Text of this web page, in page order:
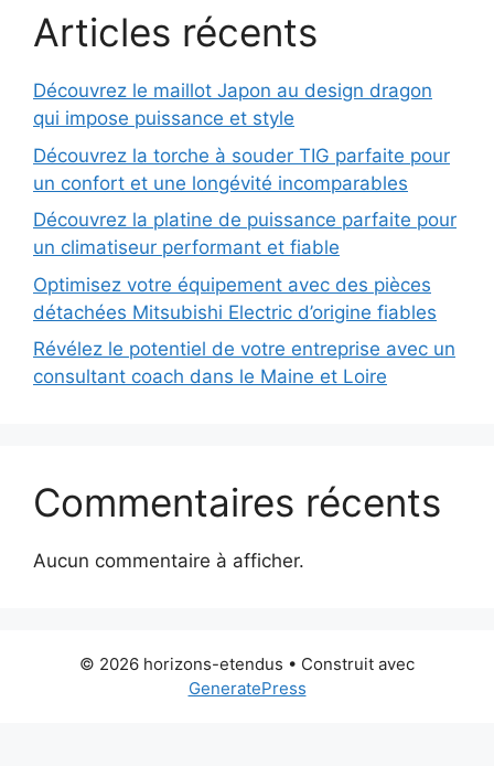
Articles récents
Découvrez le maillot Japon au design dragon
qui impose puissance et style
Découvrez la torche à souder TIG parfaite pour
un confort et une longévité incomparables
Découvrez la platine de puissance parfaite pour
un climatiseur performant et fiable
Optimisez votre équipement avec des pièces
détachées Mitsubishi Electric d’origine fiables
Révélez le potentiel de votre entreprise avec un
consultant coach dans le Maine et Loire
Commentaires récents
Aucun commentaire à afficher.
© 2026 horizons-etendus • Construit avec
GeneratePress